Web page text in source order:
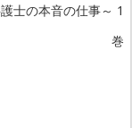
士の本音の仕事～ 1
巻